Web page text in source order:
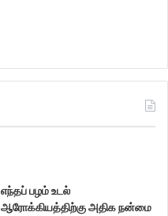
எந்தப் பழம் உடல்
ஆரோக்கியத்திற்கு அதிக நன்மை